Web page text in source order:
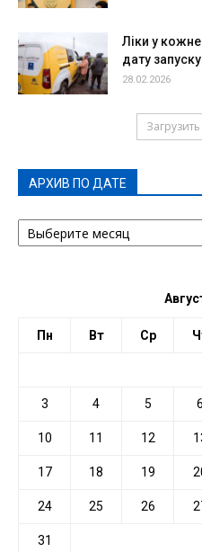
Ліки у
дату
28.02.2026
АРХИВ ПО ДАТЕ
АРХИВ
ПО
Пн Вт Ср
3 4 5 6
10 11 12
17 18 19
24 25 26
31